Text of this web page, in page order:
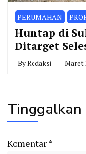
PERUMAHAN
Huntap di
Ditarget
ByRedaksi Maret
Komentar*